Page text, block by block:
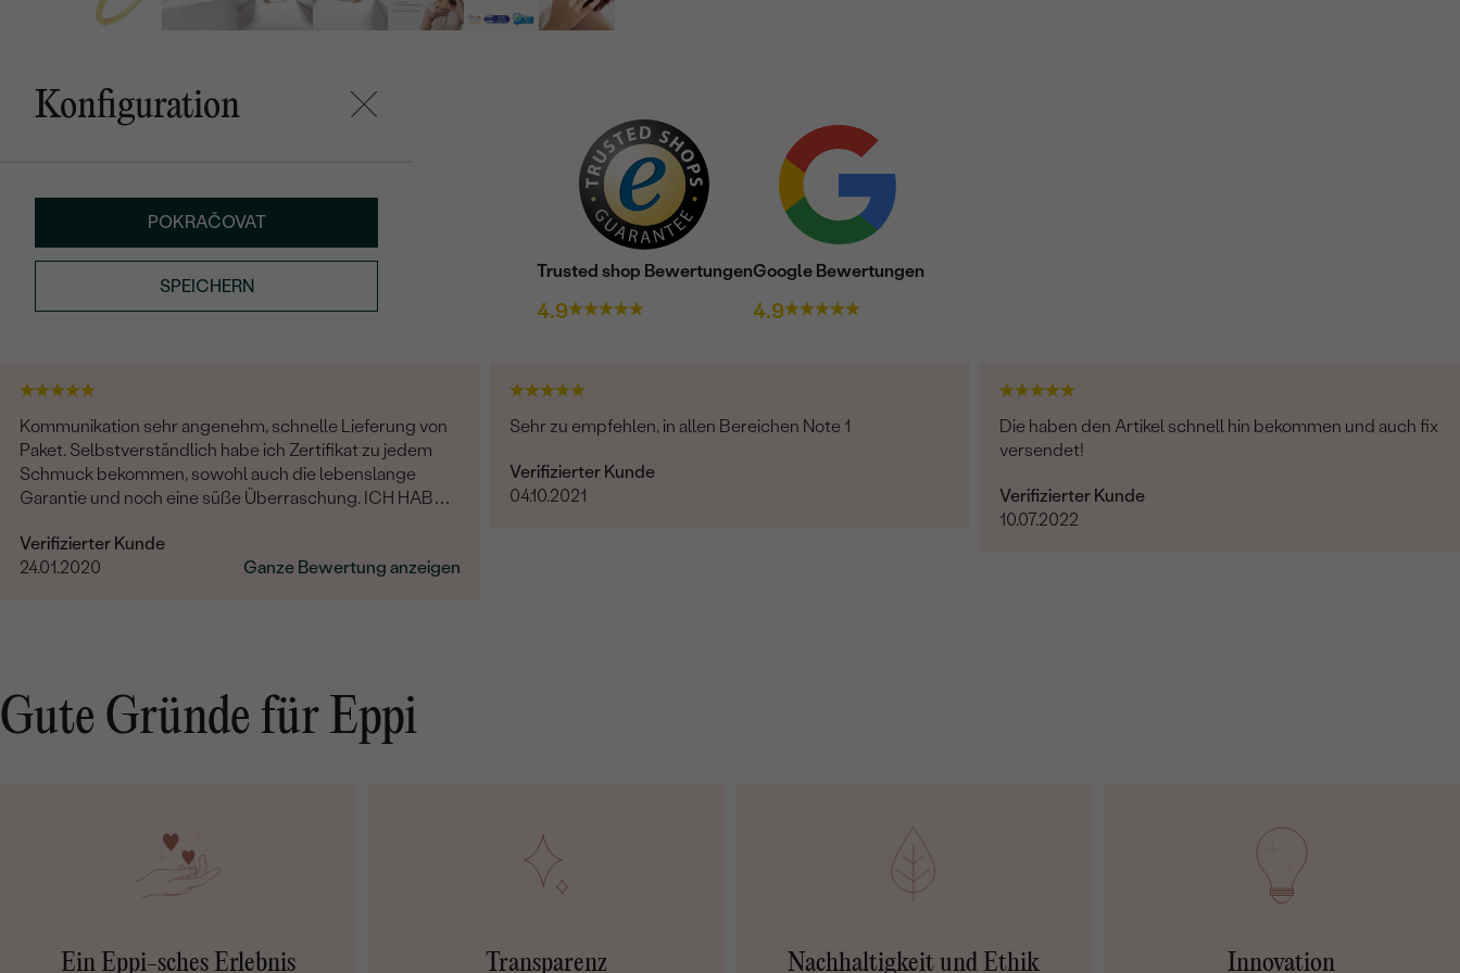
Konfiguration
POKRAČOVAT
SPEICHERN
Trusted shop Bewertungen
4.9
Google Bewertungen
4.9
Kommunikation sehr angenehm, schnelle Lieferung von
Paket. Selbstverständlich habe ich Zertifikat zu jedem
Schmuck bekommen, sowohl auch die lebenslange
Garantie und noch eine süße Überraschung. ICH HABE
Verifizierter Kunde
24.01.2020
Ganze Bewertung anzeigen
Sehr zu empfehlen, in allen Bereichen Note 1
Verifizierter Kunde
04.10.2021
Die haben den Artikel schnell hin bekommen und auch fix
versendet!
Verifizierter Kunde
10.07.2022
Gute Gründe für Eppi
Ein Eppi-sches Erlebnis Transparenz Nachhaltigkeit und Ethik Innovation